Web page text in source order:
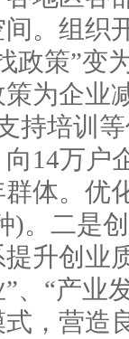
。组织
政策”变
为企业
持培训
14万户
体。优
)。二是
升创业
、“产业
，营造